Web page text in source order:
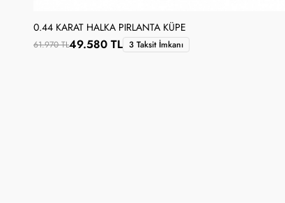
0.44 KARAT HALKA PIRLANTA KÜPE
61.970 TL49.580 TL 3 Taksit İmkanı